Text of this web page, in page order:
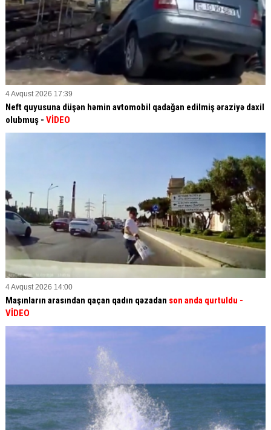
4 Avqust 2026 17:39
Neft quyusuna düşən həmin avtomobil qadağan edilmiş əraziyə daxil
olubmuş - VİDEO
4 Avqust 2026 14:00
Maşınların arasından qaçan qadın qəzadan son anda qurtuldu -
VİDEO